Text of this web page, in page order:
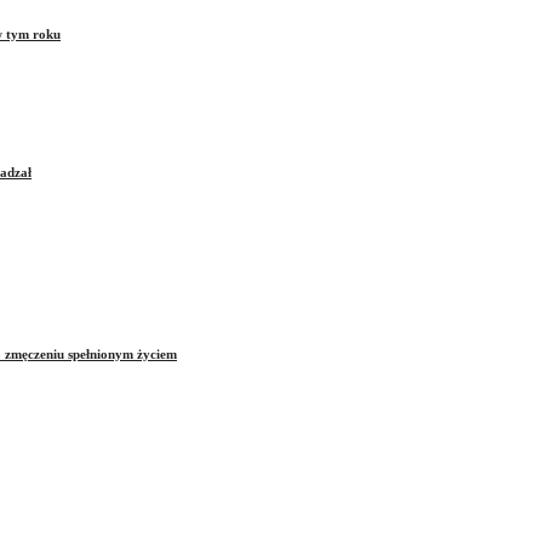
tym roku
spełnionym życiem